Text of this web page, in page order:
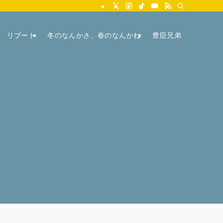
リブート 冬のなんかさ、春のなんかね 豊臣兄弟